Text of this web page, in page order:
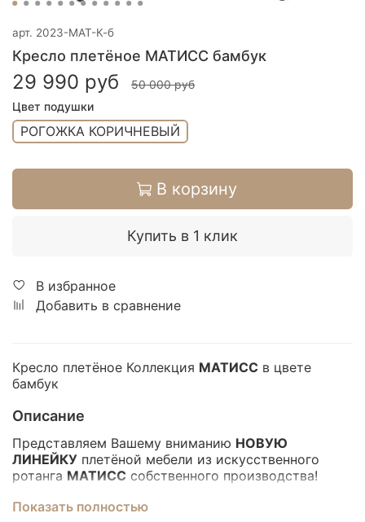
арт. 2023-МАТ-К-б
Кресло плетёное МАТИСС бамбук
29 990 руб
50 000 руб
Цвет подушки
РОГОЖКА КОРИЧНЕВЫЙ
В корзину
Купить в 1 клик
В избранное
Добавить в сравнение
Кресло плетёное Коллекция МАТИСС в цвете
бамбук
Описание
Представляем Вашему вниманию НОВУЮ
ЛИНЕЙКУ плетёной мебели из искусственного
ротанга МАТИСС собственного производства!
Показать полностью